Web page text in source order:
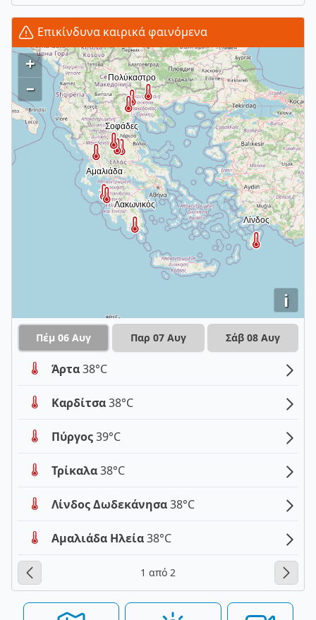
Επικίνδυνα καιρικά φαινόμενα
i
+
–
Πέμ 06 Αυγ Παρ 07 Αυγ Σάβ 08 Αυγ
Άρτα38°C
Καρδίτσα38°C
Πύργος39°C
Τρίκαλα38°C
Λίνδος Δωδεκάνησα38°C
Αμαλιάδα Ηλεία38°C
1 από 2